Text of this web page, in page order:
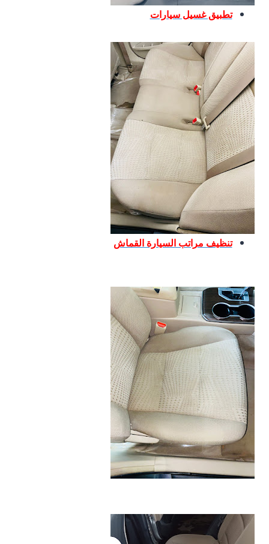
تطبيق غسيل سيارات
تنظيف مراتب السيارة القماش